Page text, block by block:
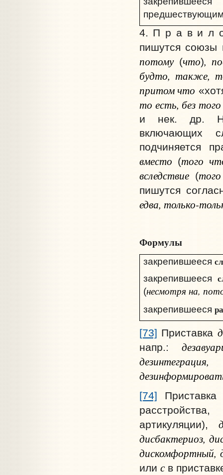
4. П р а в и л
пишутся
потому(что),
будто, также,
притом что
то есть, без того
и нек. др.
включающих
подчиняется
вместо (того
вследствие(
пишутся
едва, только-
Формулы
закрепившееся
закрепившееся
(несмотря на,
закрепившееся
[73] Приставка
напр.:
[74]
артикуляции),
дисбактериоз,
дискомфортный,
или св